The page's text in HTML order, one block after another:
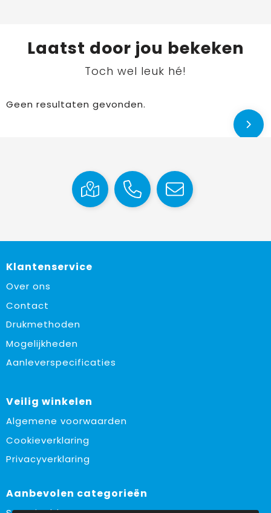
Laatst door jou bekeken
Toch wel leuk hé!
Geen resultaten gevonden.
Klantenservice
Over ons
Contact
Drukmethoden
Mogelijkheden
Aanleverspecificaties
Veilig winkelen
Algemene voorwaarden
Cookieverklaring
Privacyverklaring
Aanbevolen categorieën